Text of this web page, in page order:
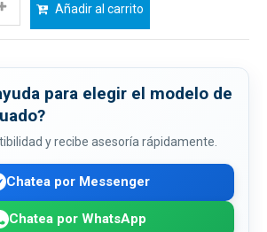
Añadir al carrito
para elegir el modelo de
y recibe asesoría rápidamente.
Chatea por Messenger
Chatea por WhatsApp